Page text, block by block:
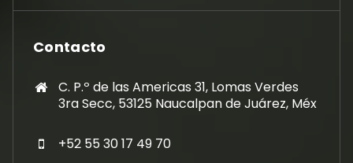
Contacto
C. P.º de las Americas 31, Lomas Verdes
3ra Secc, 53125 Naucalpan de Juárez, Méx
+52 55 30 17 49 70